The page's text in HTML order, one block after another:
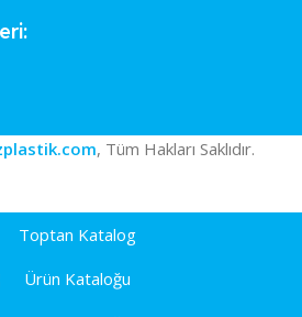
, Tüm Hakları Saklıdır.
Toptan Katalog
Ürün Kataloğu